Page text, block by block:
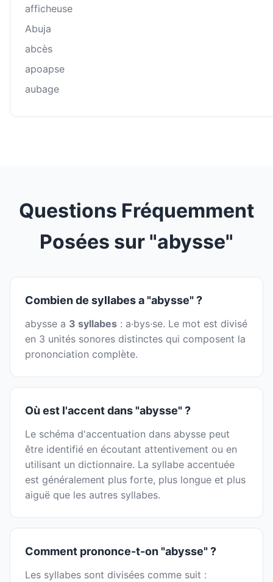
afficheuse
Abuja
abcès
apoapse
aubage
Questions Fréquemment
Posées sur "abysse"
Combien de syllabes a "abysse" ?
abysse a 3 syllabes : a·bys·se. Le mot est divisé
en 3 unités sonores distinctes qui composent la
prononciation complète.
Où est l'accent dans "abysse" ?
Le schéma d'accentuation dans abysse peut
être identifié en écoutant attentivement ou en
utilisant un dictionnaire. La syllabe accentuée
est généralement plus forte, plus longue et plus
aiguë que les autres syllabes.
Comment prononce-t-on "abysse" ?
Les syllabes sont divisées comme suit :